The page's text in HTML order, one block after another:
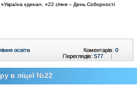
«Україна єдина», «22 січня – День Соборності
освіти Коментарів: 0
Переглядів: 577 |
в ліцеї №22